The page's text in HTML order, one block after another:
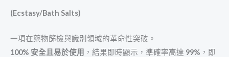
(Ecstasy/Bath Salts)
一項在藥物篩檢與識別領域的革命性突破。
100% 安全且易於使用 ，結果即時顯示，準確率高達 99% ，即